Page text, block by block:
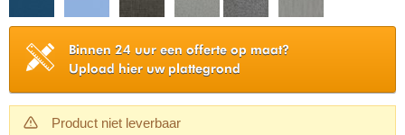
Binnen 24 uur een offerte op maat?
Upload hier uw plattegrond
Product niet leverbaar